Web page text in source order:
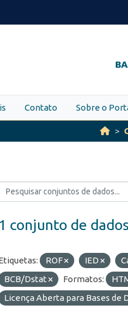
Contato Sobre o
1 conjunto de
ROF IED
BCB/Dstat
Formatos:
Licença Aberta para Bases de